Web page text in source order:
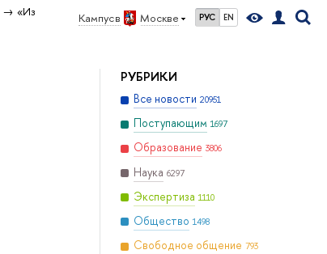
Кампус в Москве РУС EN
«Из
РУБРИКИ
Все новости 20951
Поступающим 1697
Образование 3806
Наука 6297
Экспертиза 1110
Общество 1498
Свободное общение 793